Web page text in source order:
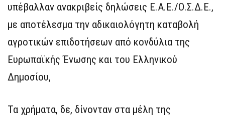
υπέβαλλαν ανακριβείς δηλώσεις Ε.Α.Ε./Ο.Σ.Δ.Ε.,
με αποτέλεσμα την αδικαιολόγητη καταβολή
αγροτικών επιδοτήσεων από κονδύλια της
Ευρωπαϊκής Ένωσης και του Ελληνικού
Δημοσίου,
Τα χρήματα, δε, δίνονταν στα μέλη της